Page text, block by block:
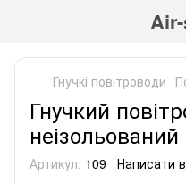
Гнучкі повітроводи
Гнучкий
Артикул: 109 Написати